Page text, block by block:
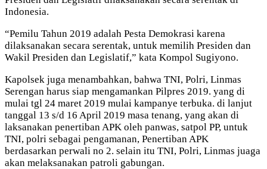
Indonesia.
“Pemilu Tahun 2019 adalah Pesta Demokrasi karena
dilaksanakan secara serentak, untuk memilih Presiden dan
Wakil Presiden dan Legislatif,” kata Kompol Sugiyono.
Kapolsek juga menambahkan, bahwa TNI, Polri, Linmas
Serengan harus siap mengamankan Pilpres 2019. yang di
mulai tgl 24 maret 2019 mulai kampanye terbuka. di lanjut
tanggal 13 s/d 16 April 2019 masa tenang, yang akan di
laksanakan penertiban APK oleh panwas, satpol PP, untuk
TNI, polri sebagai pengamanan, Penertiban APK
berdasarkan perwali no 2. selain itu TNI, Polri, Linmas juaga
akan melaksanakan patroli gabungan.